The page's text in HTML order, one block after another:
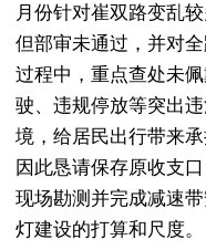
月份针对崔双路变乱
但部审未通过，并对
过程中，重点查处未
驶、违规停放等突出
境，给居民出行带来
因此恳请保存原收支
现场勘测并完成减速
灯建设的打算和尺度。